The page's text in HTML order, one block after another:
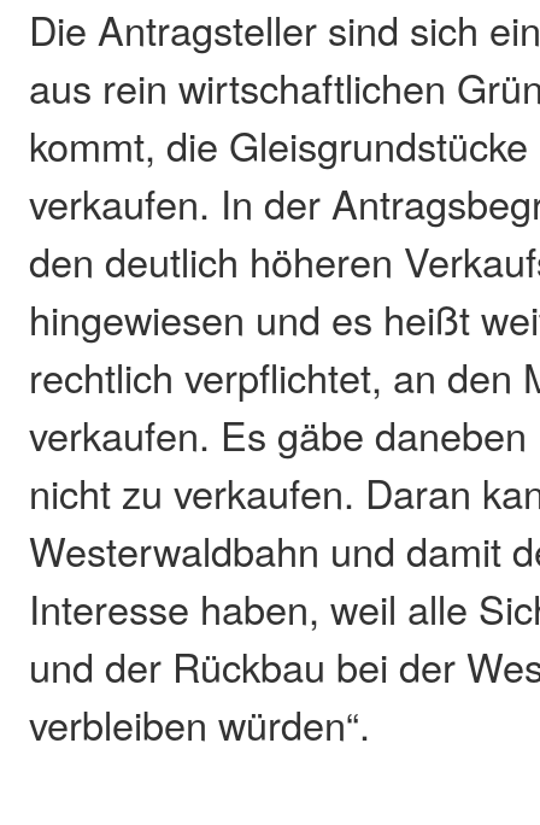
Die Antragsteller sind sich
aus rein wirtschaftlichen
kommt, die
verkaufen. In der
den deutlich höheren
hingewiesen und es heißt
rechtlich verpflichtet, an den
verkaufen. Es gäbe
nicht zu verkaufen. Daran
Westerwaldbahn und damit
Interesse haben, weil alle
und der Rückbau bei der
verbleiben würden“.